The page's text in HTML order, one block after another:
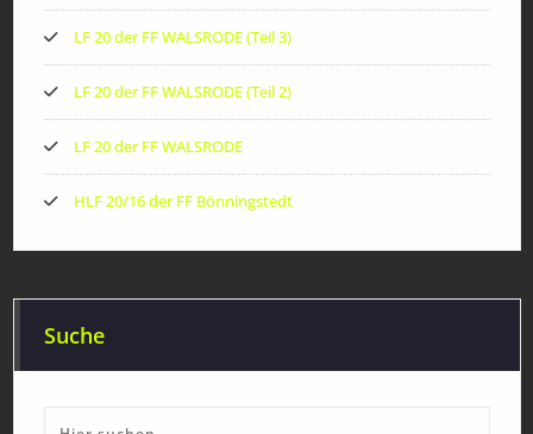
LF 20 der FF WALSRODE (Teil 3)
LF 20 der FF WALSRODE (Teil 2)
LF 20 der FF WALSRODE
HLF 20/16 der FF Bönningstedt
Suche